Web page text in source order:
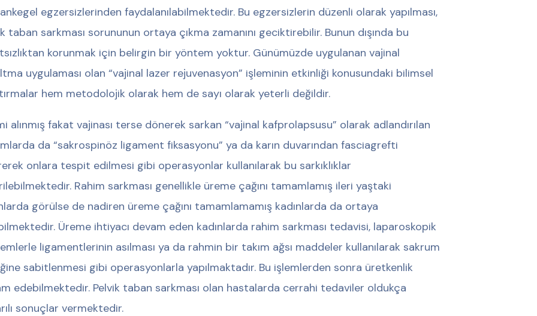
egzersizlerinden faydalanılabilmektedir. Bu egzersizlerin düzenli olarak yapılması,
taban sarkması sorununun ortaya çıkma zamanını geciktirebilir. Bunun dışında bu
korunmak için belirgin bir yöntem yoktur. Günümüzde uygulanan vajinal
uygulaması olan “vajinal lazer rejuvenasyon” işleminin etkinliği konusundaki bilimsel
hem metodolojik olarak hem de sayı olarak yeterli değildir.
alınmış fakat vajinası terse dönerek sarkan “vajinal kafprolapsusu” olarak adlandırılan
da “sakrospinöz ligament fiksasyonu” ya da karın duvarından fasciagrefti
onlara tespit edilmesi gibi operasyonlar kullanılarak bu sarkıklıklar
Rahim sarkması genellikle üreme çağını tamamlamış ileri yaştaki
görülse de nadiren üreme çağını tamamlamamış kadınlarda da ortaya
Üreme ihtiyacı devam eden kadınlarda rahim sarkması tedavisi, laparoskopik
ligamentlerinin asılması ya da rahmin bir takım ağsı maddeler kullanılarak sakrum
sabitlenmesi gibi operasyonlarla yapılmaktadır. Bu işlemlerden sonra üretkenlik
edebilmektedir. Pelvik taban sarkması olan hastalarda cerrahi tedaviler oldukça
sonuçlar vermektedir.